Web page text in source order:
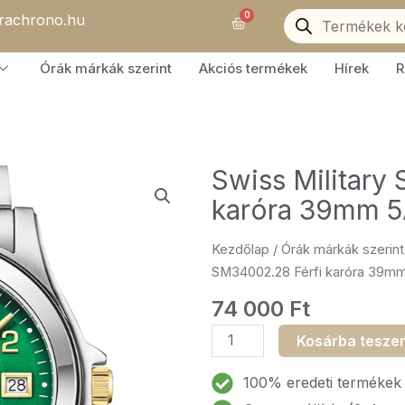
0Kosár
Products
search
Órák márkák szerint Akciós termékek Hírek
Swiss Military
karóra 39mm
Kezdőlap / Órák márkák szerint
SM34002.28 Férfi karóra
74 000 Ft
Swiss
Military
SM34002.28
Kosárba
100% eredeti termékek